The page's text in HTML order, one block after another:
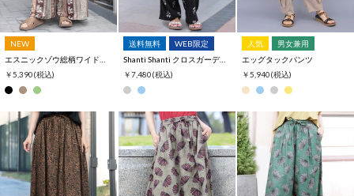
NEW
￥5,390(税込)
送料無料
WEB限定
Shanti Shanti クロスガーデン刺繍カーブパンツ【WEB限定】
￥7,480(税込)
人気
男女兼用
エッグタックパンツ
￥5,940(税込)